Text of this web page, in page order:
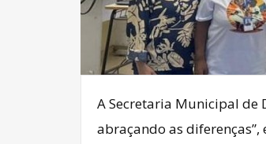
A Secretaria Municipal de
abraçando as